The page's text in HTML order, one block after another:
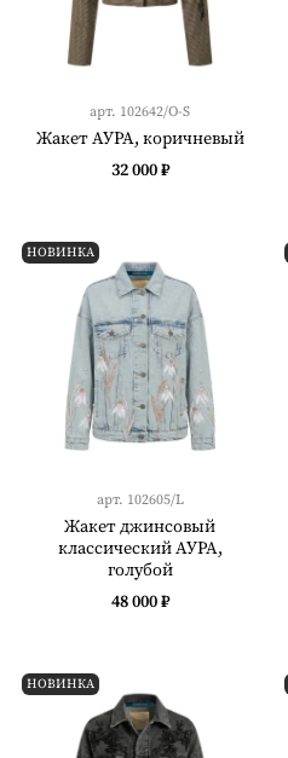
арт. 102642/O-S
Жакет АУРА, коричневый
32 000 ₽
НОВИНКА
арт. 102605/L
Жакет джинсовый
классический АУРА,
голубой
48 000 ₽
НОВИНКА